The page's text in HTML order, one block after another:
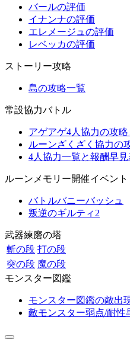
バールの評価
イナンナの評価
エレメージュの評価
レベッカの評価
ストーリー攻略
島の攻略一覧
常設協力バトル
アゲアゲ4人協力の攻略
ルーンざくざく協力の
4人協力一覧と報酬早見
ルーンメモリー開催イベント
バトルバニーバッシュ
叛逆のギルティ2
武器練磨の塔
斬の段 打の段
突の段 魔の段
モンスター図鑑
モンスター図鑑の敵出
敵モンスター弱点/耐性